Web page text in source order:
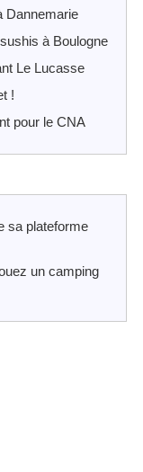
Dannemarie
à Boulogne
Le Lucasse
!
pour le CNA
sa plateforme
un camping